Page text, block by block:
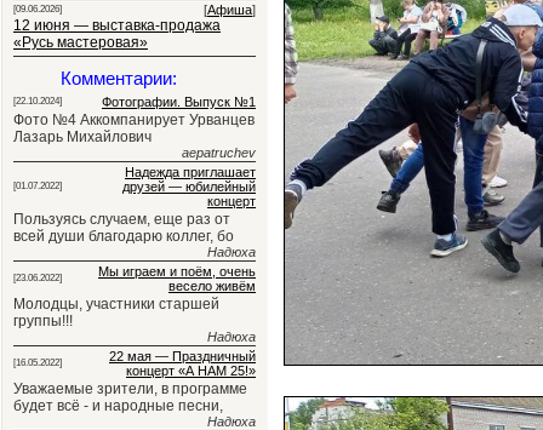
[09.06.2026] [Афиша]
12 июня — выставка-продажа
«Русь мастеровая»
Комментарии:
[22.10.2024] Фотографии. Выпуск №1
Фото №4 Аккомпанирует Урванцев
Лазарь Михайлович
aepatruchev
[01.07.2022]
Надежда приглашает
друзей — юбилейный
концерт
Пользуясь случаем, еще раз от
всей души благодарю коллег, бо
Надюха
[23.06.2022]
Мы играем и поём, очень
весело живём
Молодцы, участники старшей
группы!!!
Надюха
[16.05.2022]
22 мая — Праздничный
концерт «А НАМ 25!»
Уважаемые зрители, в программе
будет всё - и народные песни,
Надюха